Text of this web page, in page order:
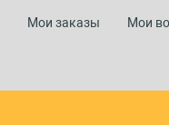
Мои заказы Мои